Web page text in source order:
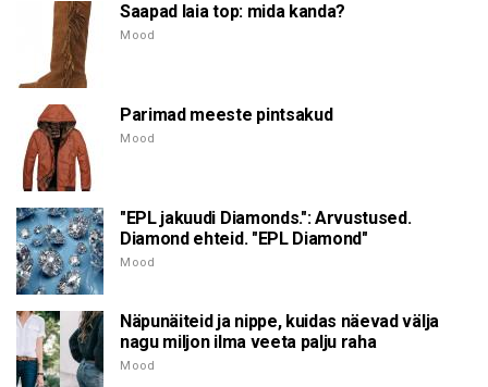
Saapad laia top: mida kanda?
Mood
Parimad meeste pintsakud
Mood
"EPL jakuudi Diamonds.": Arvustused.
Diamond ehteid. "EPL Diamond"
Mood
Näpunäiteid ja nippe, kuidas näevad välja
nagu miljon ilma veeta palju raha
Mood